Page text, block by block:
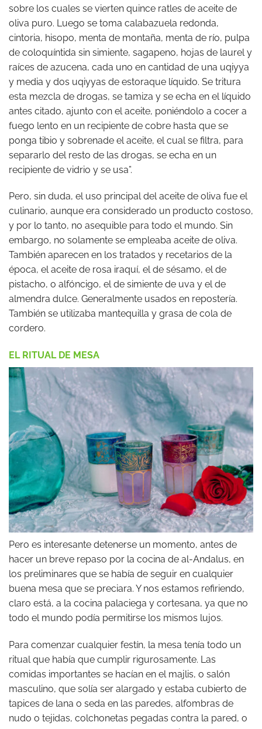
sobre los cuales se vierten quince ratles de aceite de
oliva puro. Luego se toma calabazuela redonda,
cintoria, hisopo, menta de montaña, menta de río, pulpa
de coloquíntida sin simiente, sagapeno, hojas de laurel y
raíces de azucena, cada uno en cantidad de una uqiyya
y media y dos uqiyyas de estoraque líquido. Se tritura
esta mezcla de drogas, se tamiza y se echa en el líquido
antes citado, ajunto con el aceite, poniéndolo a cocer a
fuego lento en un recipiente de cobre hasta que se
ponga tibio y sobrenade el aceite, el cual se filtra, para
separarlo del resto de las drogas, se echa en un
recipiente de vidrio y se usa”.
Pero, sin duda, el uso principal del aceite de oliva fue el
culinario, aunque era considerado un producto costoso,
y por lo tanto, no asequible para todo el mundo. Sin
embargo, no solamente se empleaba aceite de oliva.
También aparecen en los tratados y recetarios de la
época, el aceite de rosa iraquí, el de sésamo, el de
pistacho, o alfóncigo, el de simiente de uva y el de
almendra dulce. Generalmente usados en repostería.
También se utilizaba mantequilla y grasa de cola de
cordero.
EL RITUAL DE MESA
Pero es interesante detenerse un momento, antes de
hacer un breve repaso por la cocina de al-Andalus, en
los preliminares que se había de seguir en cualquier
buena mesa que se preciara. Y nos estamos refiriendo,
claro está, a la cocina palaciega y cortesana, ya que no
todo el mundo podía permitirse los mismos lujos.
Para comenzar cualquier festín, la mesa tenía todo un
ritual que había que cumplir rigurosamente. Las
comidas importantes se hacían en el majlis, o salón
masculino, que solía ser alargado y estaba cubierto de
tapices de lana o seda en las paredes, alfombras de
nudo o tejidas, colchonetas pegadas contra la pared, o